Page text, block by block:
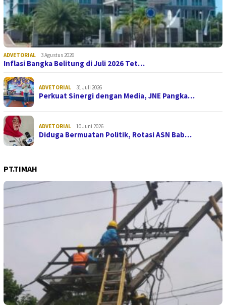
ADVETORIAL 3 Agustus 2026
Inflasi Bangka Belitung di Juli 2026 Tet…
ADVETORIAL 31 Juli 2026
Perkuat Sinergi dengan Media, JNE Pangka…
ADVETORIAL 10 Juni 2026
Diduga Bermuatan Politik, Rotasi ASN Bab…
PT.TIMAH